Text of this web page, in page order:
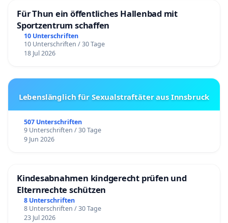
Für Thun ein öffentliches Hallenbad mit
Sportzentrum schaffen
10 Unterschriften
10 Unterschriften / 30 Tage
18 Jul 2026
Lebenslänglich für Sexualstraftäter aus Innsbruck
507 Unterschriften
9 Unterschriften / 30 Tage
9 Jun 2026
Kindesabnahmen kindgerecht prüfen und
Elternrechte schützen
8 Unterschriften
8 Unterschriften / 30 Tage
23 Jul 2026